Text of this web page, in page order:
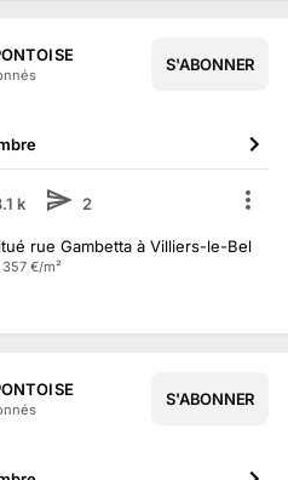
s
S'ABONNER
k 2
rue Gambetta à Villiers-le-Bel
€/m²
s
S'ABONNER